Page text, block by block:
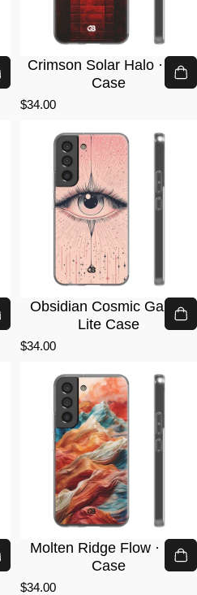
Crimson Solar Halo · Lite
Case
$34.00
Obsidian Cosmic Gaze ·
Lite Case
$34.00
Molten Ridge Flow · Lite
Case
$34.00